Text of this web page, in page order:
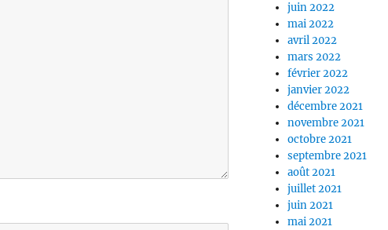
juin 2022
mai 2022
avril 2022
mars 2022
février 2022
janvier 2022
décembre 2021
novembre 2021
octobre 2021
septembre 2021
août 2021
juillet 2021
juin 2021
mai 2021